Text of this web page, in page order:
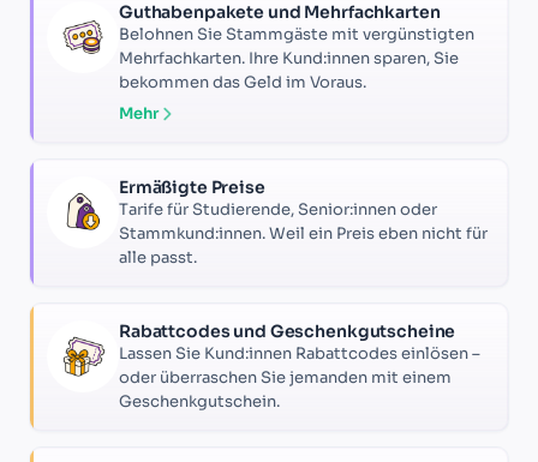
Guthabenpakete und Mehrfachkarten
Belohnen Sie Stammgäste mit vergünstigten
Mehrfachkarten. Ihre Kund:innen sparen, Sie
bekommen das Geld im Voraus.
Mehr
Ermäßigte Preise
Tarife für Studierende, Senior:innen oder
Stammkund:innen. Weil ein Preis eben nicht für
alle passt.
Rabattcodes und Geschenkgutscheine
Lassen Sie Kund:innen Rabattcodes einlösen –
oder überraschen Sie jemanden mit einem
Geschenkgutschein.